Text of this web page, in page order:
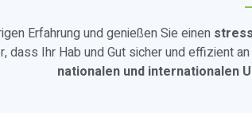
Erfahrung und genießen Sie einen
dass Ihr Hab und Gut sicher und effizient
nationalen und internationalen